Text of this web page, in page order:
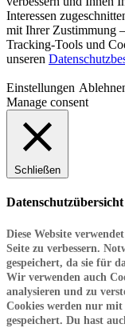
Interessen
mit Ihrer Zustimmung
Tracking-Tools und
unseren
Einstellungen
Manage consent
Schließen
Datenschutzübersicht
Diese Website
Seite zu verbessern.
gespeichert, da sie für
Wir verwenden auch
analysieren und zu
Cookies werden nur
gespeichert. Du hast